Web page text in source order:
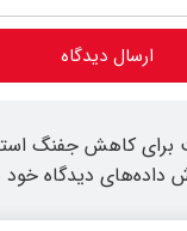
برای کاهش جفنگ
داده‌های دیدگاه خود